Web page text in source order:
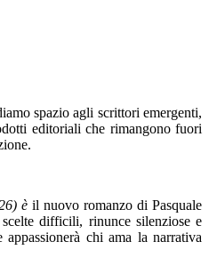
spazio agli scrittori emergenti,
editoriali che rimangono fuori
è il nuovo romanzo di Pasquale
difficili, rinunce silenziose e
chi ama la narrativa